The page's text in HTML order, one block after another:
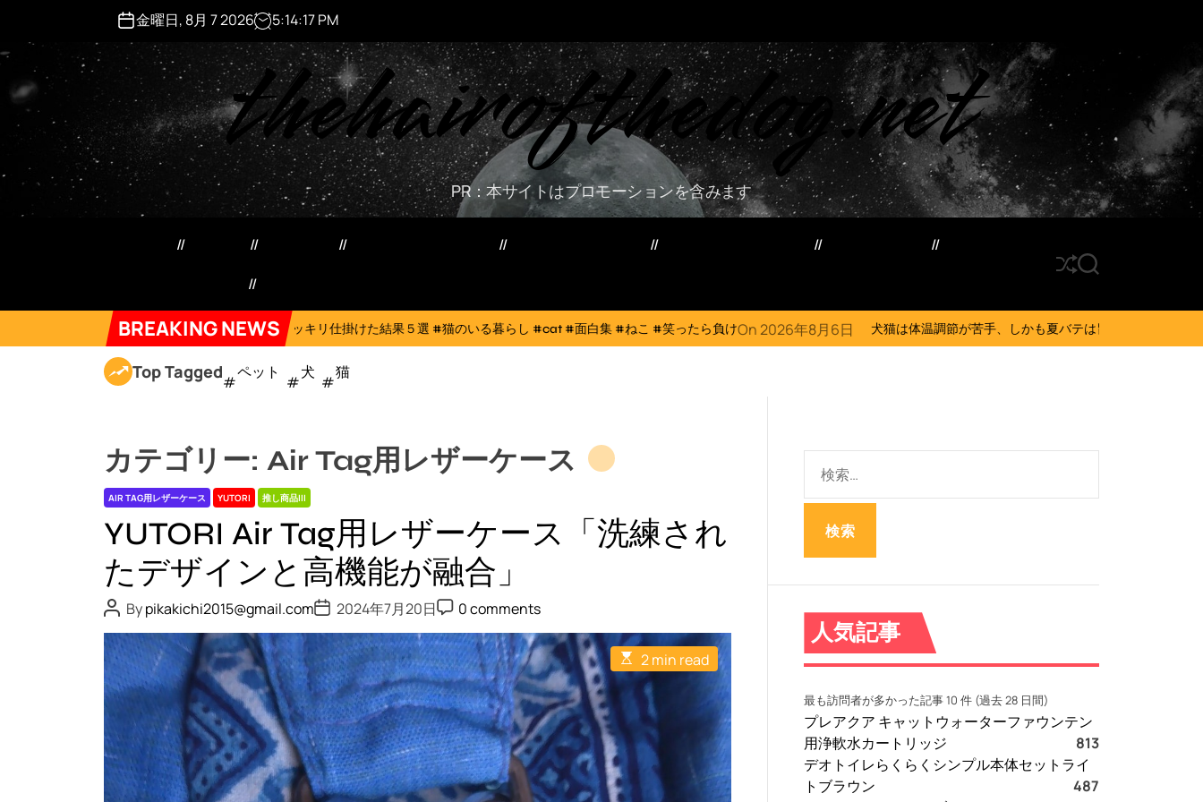
i
n
金曜日, 8月 7 2026 5:14:18PM
thehairofthedog.net
PR：本サイトはプロモーションを含みます
S
u
ff
l
S
A
R
C
BREAKING NEWS
ネコにドッキリ仕掛けた結果５選 #猫のいる暮らし #cat #面白集 #ねこ #笑ったら負けOn2026年8月6日 犬猫は体温調節が苦手、しかも夏バテは胃腸に出る…そんなときの対処法とは？
Top Tagged ペット 犬 猫
カテゴリー: Air Tag用レザーケース
AIR TAG用レザーケース YUTORI 推し商品III
YUTORI Air Tag用レザーケース「洗練され
たデザインと高機能が融合」
P
o
s
t
A
u
t
h
o
r
Bypikakichi2015@gmail.comP
o
s
t
D
a
t
e
2024年7月20日P
o
s
t
C
o
m
m
e
n
t
0 comments
E
s
t
m
a
t
e
d
r
2 min read
:
人気記事
最も訪問者が多かった記事 10 件 (過去 28 日間)
プレアクア キャットウォーターファウンテン
用浄軟水カートリッジ
813
デオトイレらくらくシンプル本体セットライ
トブラウン
487